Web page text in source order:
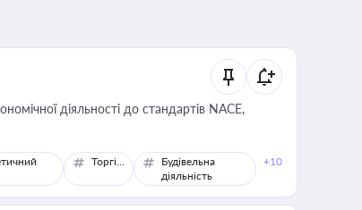
діяльності до стандартів NACE,
Торгівля
Будівельна
діяльність
+10